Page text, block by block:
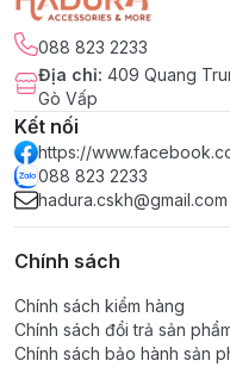
088 823 2233
Địa chỉ: 409 Quang
Gò Vấp
Kết nối
https://
088 823 2233
hadura.cskh@gmail.com
Chính sách
Chính sách kiểm hàng
Chính sách đổi trả sản
Chính sách bảo hành sản